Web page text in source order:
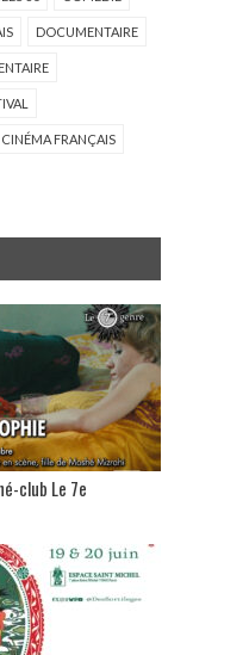
DOCUMENTAIRE
CINÉMA FRANÇAIS
club Le 7e